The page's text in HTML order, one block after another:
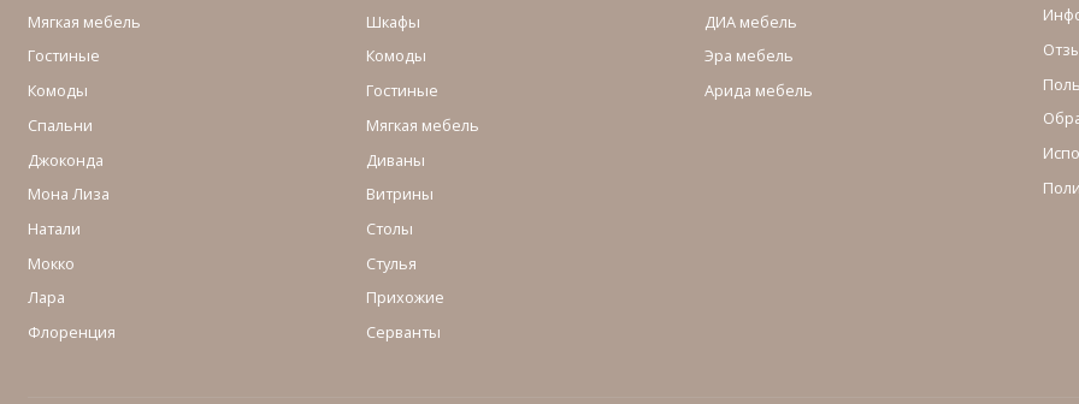
Мягкая мебель
Гостиные
Комоды
Cпальни
Джоконда
Мона Лиза
Натали
Мокко
Лара
Флоренция
Шкафы
Комоды
Гостиные
Мягкая мебель
Диваны
Витрины
Столы
Стулья
Прихожие
Серванты
ДИА мебель
Эра мебель
Арида мебель